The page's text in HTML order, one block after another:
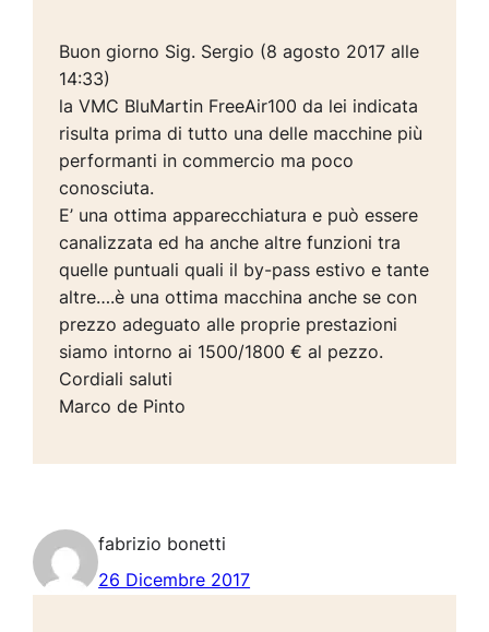
Buon giorno Sig. Sergio (8 agosto 2017 alle
14:33)
la VMC BluMartin FreeAir100 da lei indicata
risulta prima di tutto una delle macchine più
performanti in commercio ma poco
conosciuta.
E’ una ottima apparecchiatura e può essere
canalizzata ed ha anche altre funzioni tra
quelle puntuali quali il by-pass estivo e tante
altre….è una ottima macchina anche se con
prezzo adeguato alle proprie prestazioni
siamo intorno ai 1500/1800 € al pezzo.
Cordiali saluti
Marco de Pinto
fabrizio bonetti
26 Dicembre 2017